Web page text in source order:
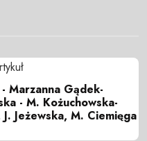
Marzanna Gądek-
- M. Kożuchowska-
Jeżewska, M. Ciemięga